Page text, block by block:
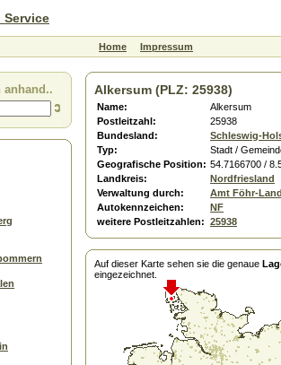
Service
Home Impressum
anhand.. Alkersum (PLZ: 25938)
Name:
Alkersum
Postleitzahl:
25938
Bundesland:
Schleswig-
Typ:
Stadt /
Geografische Position: 54.7166700 /
Landkreis:
Nordfriesland
Verwaltung durch:
Amt Föhr-
Autokennzeichen:
NF
weitere Postleitzahlen: 25938
Auf dieser Karte sehen sie die genaue
eingezeichnet.